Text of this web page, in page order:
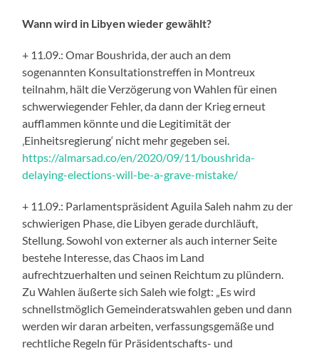
Wann wird in Libyen wieder gewählt?
+ 11.09.: Omar Boushrida, der auch an dem
sogenannten Konsultationstreffen in Montreux
teilnahm, hält die Verzögerung von Wahlen für einen
schwerwiegender Fehler, da dann der Krieg erneut
aufflammen könnte und die Legitimität der
‚Einheitsregierung‘ nicht mehr gegeben sei.
https://almarsad.co/en/2020/09/11/boushrida-
delaying-elections-will-be-a-grave-mistake/
+ 11.09.: Parlamentspräsident Aguila Saleh nahm zu der
schwierigen Phase, die Libyen gerade durchläuft,
Stellung. Sowohl von externer als auch interner Seite
bestehe Interesse, das Chaos im Land
aufrechtzuerhalten und seinen Reichtum zu plündern.
Zu Wahlen äußerte sich Saleh wie folgt: „Es wird
schnellstmöglich Gemeinderatswahlen geben und dann
werden wir daran arbeiten, verfassungsgemäße und
rechtliche Regeln für Präsidentschafts- und